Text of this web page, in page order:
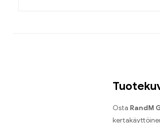
Osta RandM